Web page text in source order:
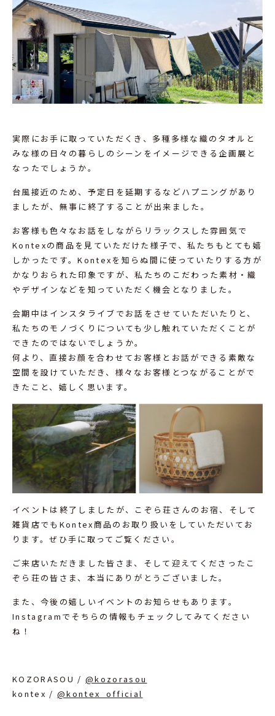
実際にお手に取っていただくき、多種多様な織のタオルと
みな様の日々の暮らしのシーンをイメージできる企画展と
なったでしょうか。
台風接近のため、予定日を延期するなどハプニングがあり
ましたが、無事に終了することが出来ました。
お客様も色々なお話をしながらリラックスした雰囲気で
Kontexの商品を見ていただけた様子で、私たちもとても嬉
しかったです。Kontexを知らぬ間に使っていたりする方が
かなりおられた印象ですが、私たちのこだわった素材・織
やデザインなどを知っていただく機会となりました。
会期中はインスタライブでお話をさせていただいたりと、
私たちのモノづくりについても少し触れていただくことが
できたのではないでしょうか。
何より、直接お顔を合わせてお客様とお話ができる素敵な
空間を設けていただき、様々なお客様とつながることがで
きたこと、嬉しく思います。
イベントは終了しましたが、こぞら荘さんのお宿、そして
雑貨店でもKontex商品のお取り扱いをしていただいてお
ります。ぜひ手に取ってご覧ください。
ご来店いただきました皆さま、そして迎えてくださったこ
ぞら荘の皆さま、本当にありがとうございました。
また、今後の嬉しいイベントのお知らせもあります。
Instagramでそちらの情報もチェックしてみてください
ね！
KOZORASOU /@kozorasou
kontex /@kontex_official